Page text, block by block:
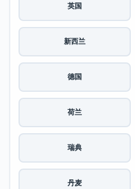
英国
新西兰
德国
荷兰
瑞典
丹麦